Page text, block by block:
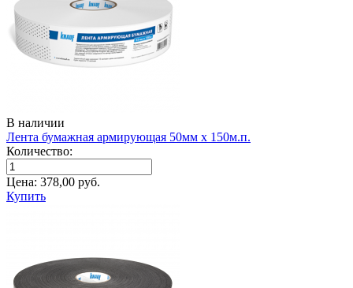
В наличии
Лента бумажная армирующая 50мм х 150м.п.
Количество:
Цена: 378,00 руб.
Купить